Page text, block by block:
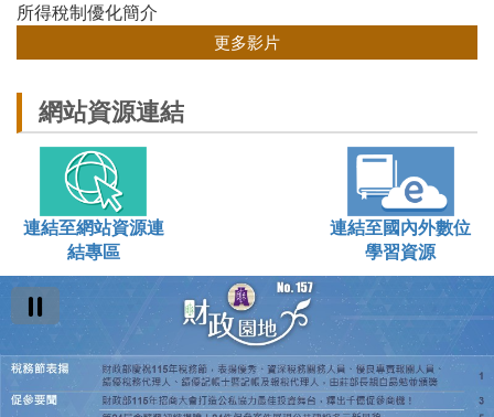
所得稅制優化簡介
更多影片
網站資源連結
連結至網站資源連
結專區
連結至國內外數位
學習資源